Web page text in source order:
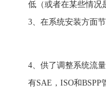
低（或者在某些情况
3、在系统安装方面
4、供了调整系统流
有SAE，ISO和